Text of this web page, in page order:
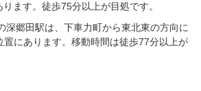
ます。徒歩75分以上が目処です。
深郷田駅は、下車力町から東北東の方向に
置にあります。移動時間は徒歩77分以上が